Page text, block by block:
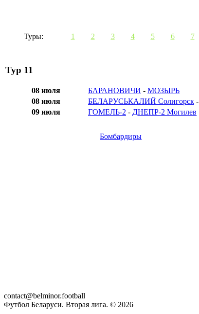
Туры: 1 2 3 4 5 6 7
Тур 11
08 июля БАРАНОВИЧИ - МОЗЫРЬ
08 июля
БЕЛАРУСЬКАЛИЙ Солигорск -
09 июля
ГОМЕЛЬ-2 - ДНЕПР-2 Могилев
Бомбардиры
contact@belminor.football
Футбол Беларуси. Вторая лига. © 2026